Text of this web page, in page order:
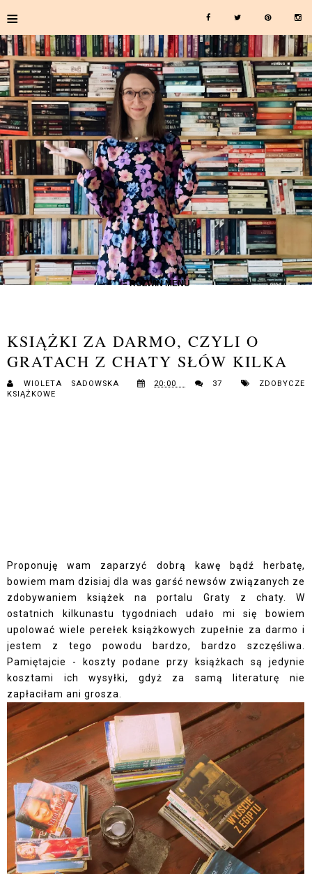
≡
≡ ROZWIŃ MENU
KSIĄŻKI ZA DARMO, CZYLI O
GRATACH Z CHATY SŁÓW KILKA
WIOLETA SADOWSKA 20:00 37
ZDOBYCZE
KSIĄŻKOWE
Proponuję wam zaparzyć dobrą kawę bądź herbatę,
bowiem mam dzisiaj dla was garść newsów związanych ze
zdobywaniem książek na portalu Graty z chaty. W
ostatnich kilkunastu tygodniach udało mi się bowiem
upolować wiele perełek książkowych zupełnie za darmo i
jestem z tego powodu bardzo, bardzo szczęśliwa.
Pamiętajcie - koszty podane przy książkach są jedynie
kosztami ich wysyłki, gdyż za samą literaturę nie
zapłaciłam ani grosza.